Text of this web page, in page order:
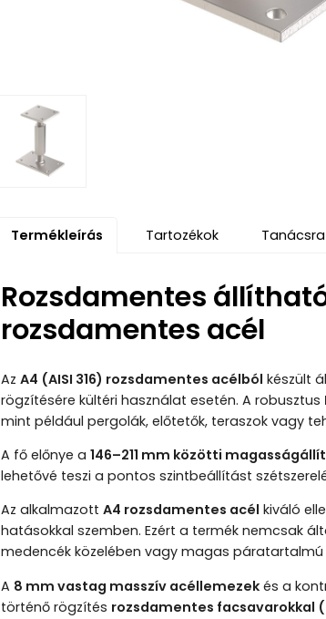
Termékleírás Tartozékok
Rozsdamentes
rozsdamentes acél
Az A4 (AISI 316) rozsdamentes acélból készült
rögzítésére kültéri használat esetén. A robusztus
mint például pergolák, előtetők, teraszok vagy
A fő előnye a 146–211 mm közötti
lehetővé teszi a pontos szintbeállítást
Az alkalmazott A4 rozsdamentes acél kiváló
hatásokkal szemben. Ezért a termék nemcsak
medencék közelében vagy magas páratartalmú
A 8 mm vastag masszív acéllemezekés a
történő rögzítés rozsdamentes facsavarokkal